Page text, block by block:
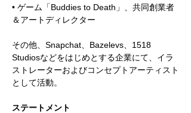
• ゲーム「Buddies to Death」、共同創業者
＆アートディレクター
その他、Snapchat、Bazelevs、1518
Studiosなどをはじめとする企業にて、イラ
ストレーターおよびコンセプトアーティスト
として活動。
ステートメント